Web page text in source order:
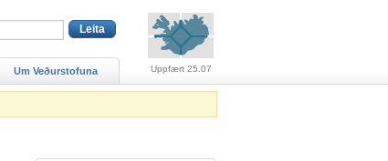
Um Veðurstofuna Uppfært 25.07